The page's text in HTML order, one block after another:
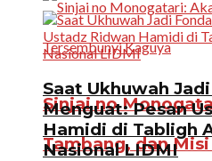
Sinjai no
Tambang, dan
Saat Ukhuwah
Menguat: Pesan
Hamidi di Tabligh
Nasional LIDMI